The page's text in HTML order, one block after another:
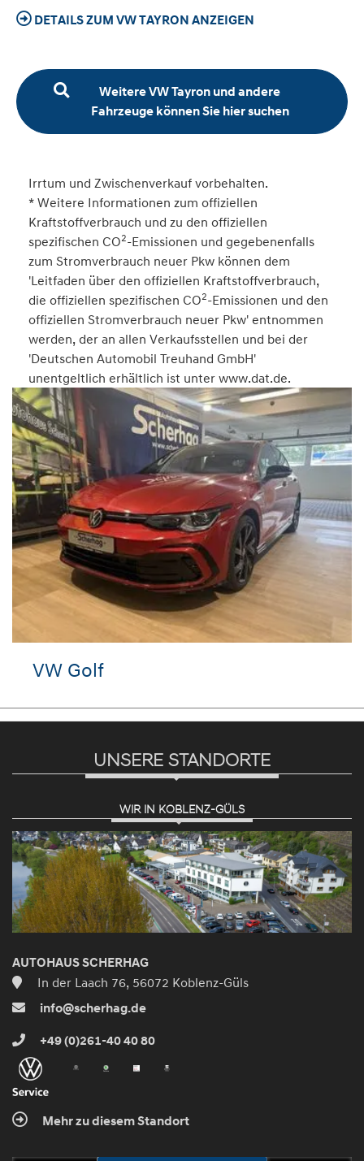
DETAILS ZUM VW TAYRON ANZEIGEN
Weitere VW Tayron und andere
Fahrzeuge können Sie hier suchen
Irrtum und Zwischenverkauf vorbehalten.
* Weitere Informationen zum offiziellen
Kraftstoffverbrauch und zu den offiziellen
spezifischen CO2-Emissionen und gegebenenfalls
zum Stromverbrauch neuer Pkw können dem
'Leitfaden über den offiziellen Kraftstoffverbrauch,
die offiziellen spezifischen CO2-Emissionen und den
offiziellen Stromverbrauch neuer Pkw' entnommen
werden, der an allen Verkaufsstellen und bei der
'Deutschen Automobil Treuhand GmbH'
unentgeltlich erhältlich ist unter www.dat.de.
VW Golf
UNSERE STANDORTE
WIR IN KOBLENZ-GÜLS
AUTOHAUS SCHERHAG
In der Laach 76, 56072 Koblenz-Güls
info@scherhag.de
+49 (0)261-40 40 80
Mehr zu diesem Standort